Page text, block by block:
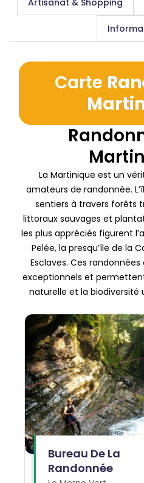
Artisanat & Shopping
Carte
La Martinique est un
amateurs de randonnée.
sentiers à travers forêts
littoraux sauvages et
les plus appréciés figurent
Pelée, la presqu’île de la
Esclaves. Ces
exceptionnels et
naturelle et la biodiversité
Bureau De La
Randonnée